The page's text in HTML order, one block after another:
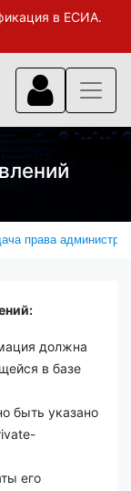
в ЕСИА.
права
должна
в базе
быть указано
его